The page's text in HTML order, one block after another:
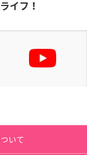
イフ！
いて